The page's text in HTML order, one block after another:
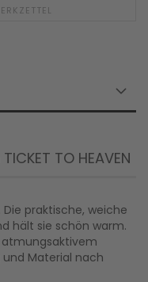
TO HEAVEN
praktische, weiche
hält sie schön warm.
atmungsaktivem
Material nach